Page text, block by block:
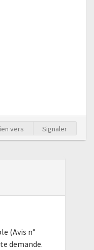
vers Signaler
(Avis n°
demande.